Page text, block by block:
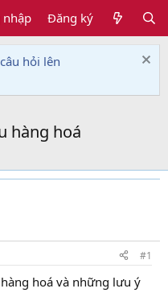
Đăng ký
hỏi lên
hàng hoá
#1
hoá và những lưu ý